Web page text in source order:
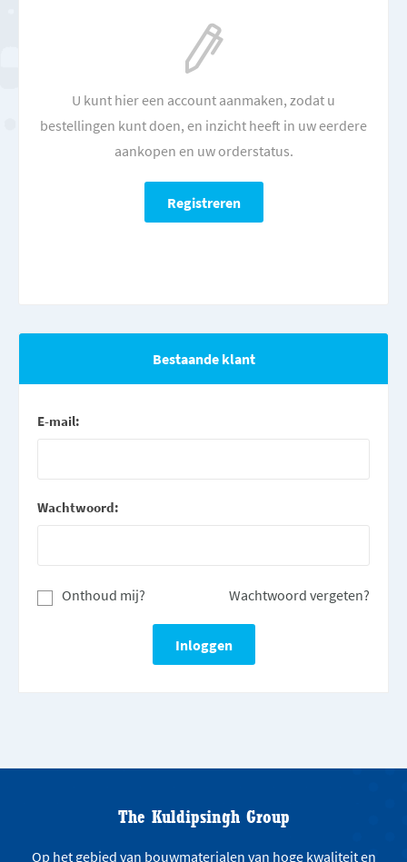
U kunt hier een account aanmaken, zodat u
bestellingen kunt doen, en inzicht heeft in uw eerdere
aankopen en uw orderstatus.
Bestaande klant
E-mail:
Wachtwoord:
Wachtwoord vergeten?
Onthoud mij?
The Kuldipsingh Group
Op het gebied van bouwmaterialen van hoge kwaliteit en